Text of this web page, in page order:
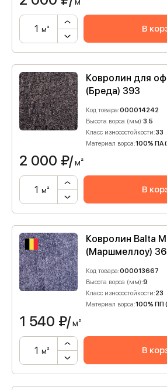
м² В
Ковролин для
(Бреда) 393
Код товара:000014242
Высота ворса (мм):3.5
Класс износостойкости:33
Материал ворса:100% ПА
2 000 ₽/м²
м² В
Ковролин Balta
(Маршмеллоу)
Код товара:000013667
Высота ворса (мм):9
Класс износостойкости:23
Материал ворса:100% ПП
1 540 ₽/м²
м² В